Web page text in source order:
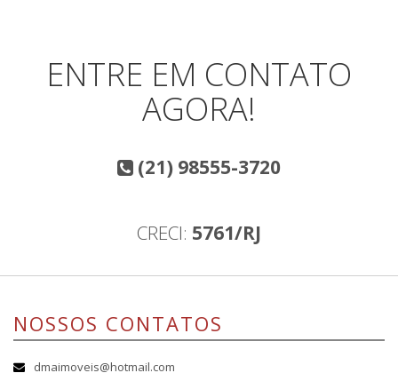
ENTRE EM CONTATO
AGORA!
(21) 98555-3720
CRECI: 5761/RJ
NOSSOS CONTATOS
dmaimoveis@hotmail.com